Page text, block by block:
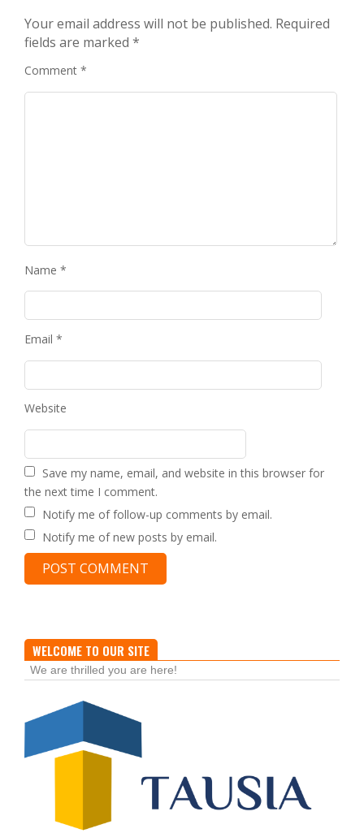
Your email address will not be published. Required
fields are marked *
Comment *
Name *
Email *
Website
Save my name, email, and website in this browser for
the next time I comment.
Notify me of follow-up comments by email.
Notify me of new posts by email.
WELCOME TO OUR SITE
We are thrilled you are here!